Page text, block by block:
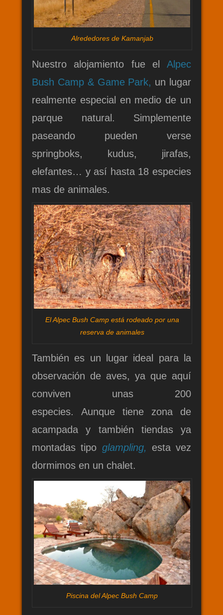
Alrededores de Kamanjab
Nuestro alojamiento fue el Alpec
Bush Camp & Game Park, un lugar
realmente especial en medio de un
parque natural. Simplemente
paseando pueden verse
springboks, kudus, jirafas,
elefantes… y así hasta 18 especies
mas de animales.
El Alpec Bush Camp está rodeado por una
reserva de animales
También es un lugar ideal para la
observación de aves, ya que aquí
conviven unas 200
especies. Aunque tiene zona de
acampada y también tiendas ya
montadas tipo glampling,
esta vez
dormimos en un chalet.
Piscina del Alpec Bush Camp